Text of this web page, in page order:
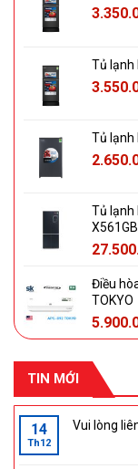
Tủ lạnh
Tủ lạnh
Tủ lạnh
Điều
TOKYO
TIN MỚI
14
Th12
Vui lòng